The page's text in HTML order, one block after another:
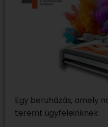
Egy beruházás, amely
teremt ügyfeleinknek